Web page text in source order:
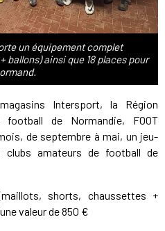
un équipement complet
ballons) ainsi que 18 places pour
Intersport, la Région
de Normandie, FOOT
de septembre à mai, un jeu-
amateurs de football de
shorts, chaussettes +
valeur de 850 €